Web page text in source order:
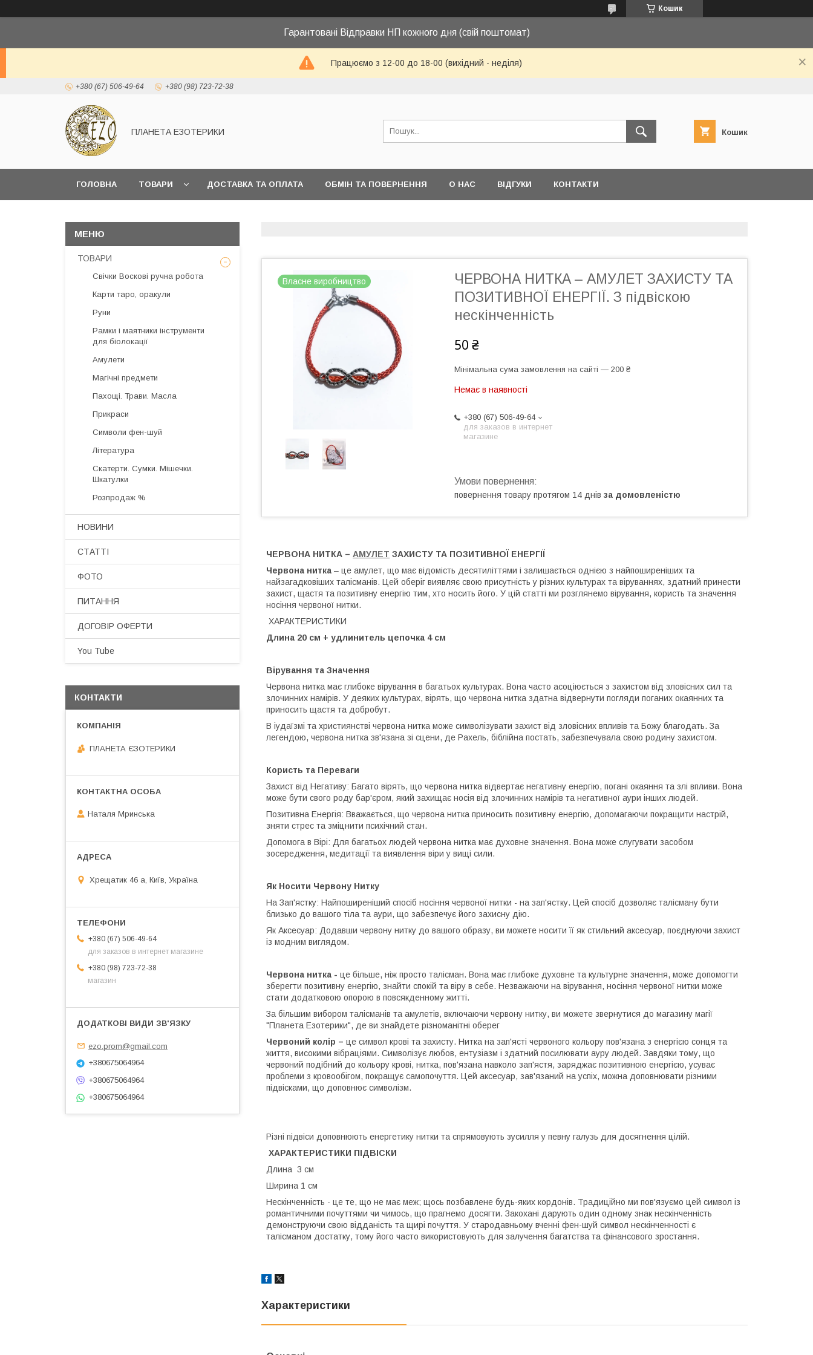
Кошик
Гарантовані Відправки НП кожного дня (свій поштомат)
Працюємо з 12-00 до 18-00 (вихідний - неділя)
+380 (67) 506-49-64 +380 (98) 723-72-38
ПЛАНЕТА ЕЗОТЕРИКИ Кошик
ГОЛОВНА ТОВАРИ ДОСТАВКА ТА ОПЛАТА ОБМІН ТА ПОВЕРНЕННЯ О НАС ВІДГУКИ КОНТАКТИ
Власне виробництво
ЧЕРВОНА НИТКА – АМУЛЕТ ЗАХИСТУ ТА
ПОЗИТИВНОЇ ЕНЕРГІЇ. З підвіскою
нескінченність
50 ₴
Мінімальна сума замовлення на сайті — 200 ₴
Немає в наявності
+380 (67) 506-49-64
для заказов в интернет
магазине
повернення товару протягом 14 днів за домовленістю
ЧЕРВОНА НИТКА – АМУЛЕТ ЗАХИСТУ ТА ПОЗИТИВНОЇ ЕНЕРГІЇ
Червона нитка – це амулет, що має відомість десятиліттями і залишається однією з найпоширеніших та
найзагадковіших талісманів. Цей оберіг виявляє свою присутність у різних культурах та віруваннях, здатний принести
захист, щастя та позитивну енергію тим, хто носить його. У цій статті ми розглянемо вірування, користь та значення
носіння червоної нитки.
ХАРАКТЕРИСТИКИ
Длина 20 см + удлинитель цепочка 4 см
Вірування та Значення
Червона нитка має глибоке вірування в багатьох культурах. Вона часто асоціюється з захистом від зловісних сил та
злочинних намірів. У деяких культурах, вірять, що червона нитка здатна відвернути погляди поганих окаянних та
приносить щастя та добробут.
В іудаїзмі та християнстві червона нитка може символізувати захист від зловісних впливів та Божу благодать. За
легендою, червона нитка зв'язана зі сцени, де Рахель, біблійна постать, забезпечувала свою родину захистом.
Користь та Переваги
Захист від Негативу: Багато вірять, що червона нитка відвертає негативну енергію, погані окаяння та злі впливи. Вона
може бути свого роду бар'єром, який захищає носія від злочинних намірів та негативної аури інших людей.
Позитивна Енергія: Вважається, що червона нитка приносить позитивну енергію, допомагаючи покращити настрій,
зняти стрес та зміцнити психічний стан.
Допомога в Вірі: Для багатьох людей червона нитка має духовне значення. Вона може слугувати засобом
зосередження, медитації та виявлення віри у вищі сили.
Як Носити Червону Нитку
На Зап'ястку: Найпоширеніший спосіб носіння червоної нитки - на зап'ястку. Цей спосіб дозволяє талісману бути
близько до вашого тіла та аури, що забезпечує його захисну дію.
Як Аксесуар: Додавши червону нитку до вашого образу, ви можете носити її як стильний аксесуар, поєднуючи захист
із модним виглядом.
Червона нитка - це більше, ніж просто талісман. Вона має глибоке духовне та культурне значення, може допомогти
зберегти позитивну енергію, знайти спокій та віру в себе. Незважаючи на вірування, носіння червоної нитки може
стати додатковою опорою в повсякденному житті.
За більшим вибором талісманів та амулетів, включаючи червону нитку, ви можете звернутися до магазину магії
"Планета Езотерики", де ви знайдете різноманітні оберег
Червоний колір – це символ крові та захисту. Нитка на зап'ясті червоного кольору пов'язана з енергією сонця та
життя, високими вібраціями. Символізує любов, ентузіазм і здатний посилювати ауру людей. Завдяки тому, що
червоний подібний до кольору крові, нитка, пов'язана навколо зап'ястя, заряджає позитивною енергією, усуває
проблеми з кровообігом, покращує самопочуття. Цей аксесуар, зав'язаний на успіх, можна доповнювати різними
підвісками, що доповнює символізм.
Різні підвіси доповнюють енергетику нитки та спрямовують зусилля у певну галузь для досягнення цілій.
ХАРАКТЕРИСТИКИ ПІДВІСКИ
Длина 3 см
Ширина 1 см
Нескінченність - це те, що не має меж; щось позбавлене будь-яких кордонів. Традиційно ми пов'язуємо цей символ із
романтичними почуттями чи чимось, що прагнемо досягти. Закохані дарують один одному знак нескінченність
демонструючи свою відданість та щирі почуття. У стародавньому вченні фен-шуй символ нескінченності є
талісманом достатку, тому його часто використовують для залучення багатства та фінансового зростання.
Характеристики
ТОВАРИ
Свічки Воскові ручна робота
Карти таро, оракули
Руни
Рамки і маятники інструменти
для біолокації
Амулети
Магічні предмети
Пахощі. Трави. Масла
Прикраси
Символи фен-шуй
Література
Скатерти. Сумки. Мішечки.
Шкатулки
Розпродаж %
НОВИНИ
СТАТТІ
ФОТО
ПИТАННЯ
ДОГОВІР ОФЕРТИ
You Tube
КОНТАКТИ
ПЛАНЕТА ЄЗОТЕРИКИ
Наталя Мринська
Хрещатик 46 а, Київ, Україна
+380 (67) 506-49-64
для заказов в интернет магазине
+380 (98) 723-72-38
магазин
ezo.prom@gmail.com
+380675064964
+380675064964
+380675064964